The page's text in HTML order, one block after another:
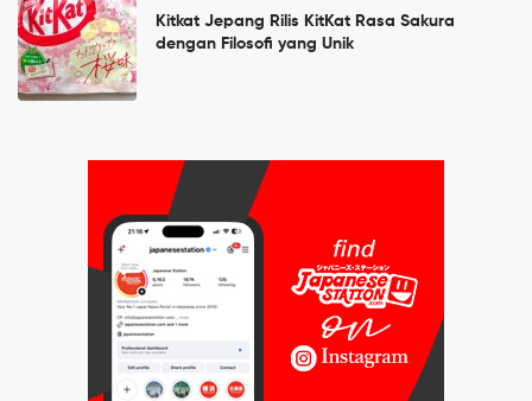
Kitkat Jepang Rilis KitKat Rasa Sakura
dengan Filosofi yang Unik